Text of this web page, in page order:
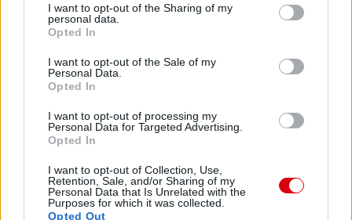
not limited to your visit or usage behaviour. You may click to
grant or deny consent to Google and its third-party tags to
use your data for below specified purposes in below Google
consent section.
I want to opt-out of the Sharing of my
personal data.
Opted In
I want to opt-out of the Sale of my
Personal Data.
Opted In
I want to opt-out of processing my
Personal Data for Targeted Advertising.
Opted In
I want to opt-out of Collection, Use,
Retention, Sale, and/or Sharing of my
Personal Data that Is Unrelated with the
Purposes for which it was collected.
Opted Out
Manchester United
Nya Ullevi, Göteborg
2026-08-08 17:00
Leeds UnitedvsManchester United
AC MilanvsManchester United2026-08-15 18:00
ELŐZŐ MÉRKŐZÉSEK